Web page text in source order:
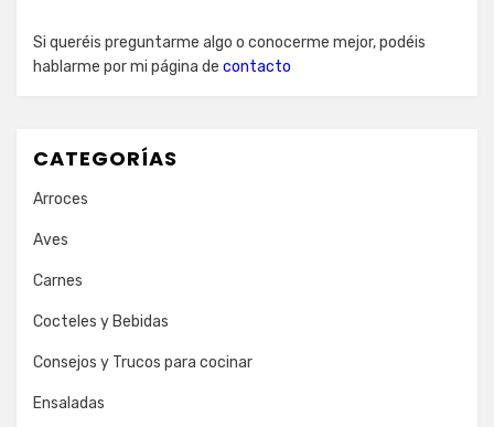
Si queréis preguntarme algo o conocerme mejor, podéis
hablarme por mi página de contacto
CATEGORÍAS
Arroces
Aves
Carnes
Cocteles y Bebidas
Consejos y Trucos para cocinar
Ensaladas